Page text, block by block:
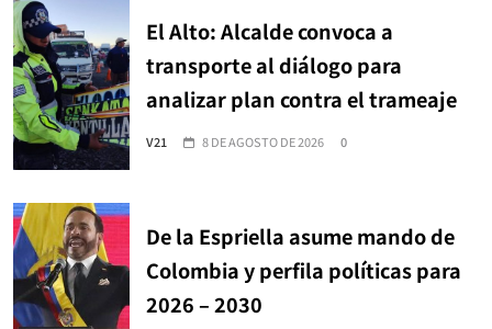
El Alto: Alcalde convoca a
transporte al diálogo para
analizar plan contra el trameaje
V21 8 DE AGOSTO DE 2026 0
De la Espriella asume mando de
Colombia y perfila políticas para
2026 – 2030